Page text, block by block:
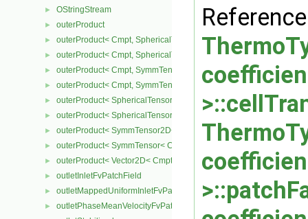
► OStringStream
► outerProduct
► outerProduct< Cmpt, SphericalTensor2D< Cmpt > >
► outerProduct< Cmpt, SphericalTensor< Cmpt > >
► outerProduct< Cmpt, SymmTensor2D< Cmpt > >
► outerProduct< Cmpt, SymmTensor< Cmpt > >
► outerProduct< SphericalTensor2D< Cmpt >, Cmpt >
► outerProduct< SphericalTensor< Cmpt >, Cmpt >
► outerProduct< SymmTensor2D< Cmpt >, Cmpt >
► outerProduct< SymmTensor< Cmpt >, Cmpt >
► outerProduct< Vector2D< Cmpt >, Vector2D< Cmpt > >
► outletInletFvPatchField
► outletMappedUniformInletFvPatchField
► outletPhaseMeanVelocityFvPatchVectorField